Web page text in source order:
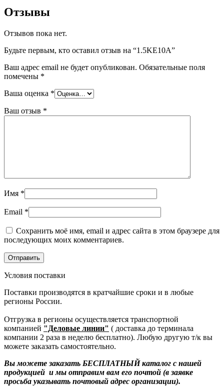
Отзывы
Отзывов пока нет.
Будьте первым, кто оставил отзыв на “1.5KE10A”
Ваш адрес email не будет опубликован. Обязательные поля
помечены *
Ваша оценка *
Ваш отзыв *
Имя *
Email *
Сохранить моё имя, email и адрес сайта в этом браузере для
последующих моих комментариев.
Условия поставки
Поставки производятся в кратчайшие сроки и в любые
регионы России.
Отгрузка в регионы осуществляется транспортной
компанией "Деловые линии" ( доставка до терминала
компании 2 раза в неделю бесплатно). Любую другую т/к вы
можете заказать самостоятельно.
Вы можете заказать БЕСПЛАТНЫЙ каталог с нашей
продукцией и мы отправим вам его почтой (в заявке
просьба указывать почтовый адрес организации).